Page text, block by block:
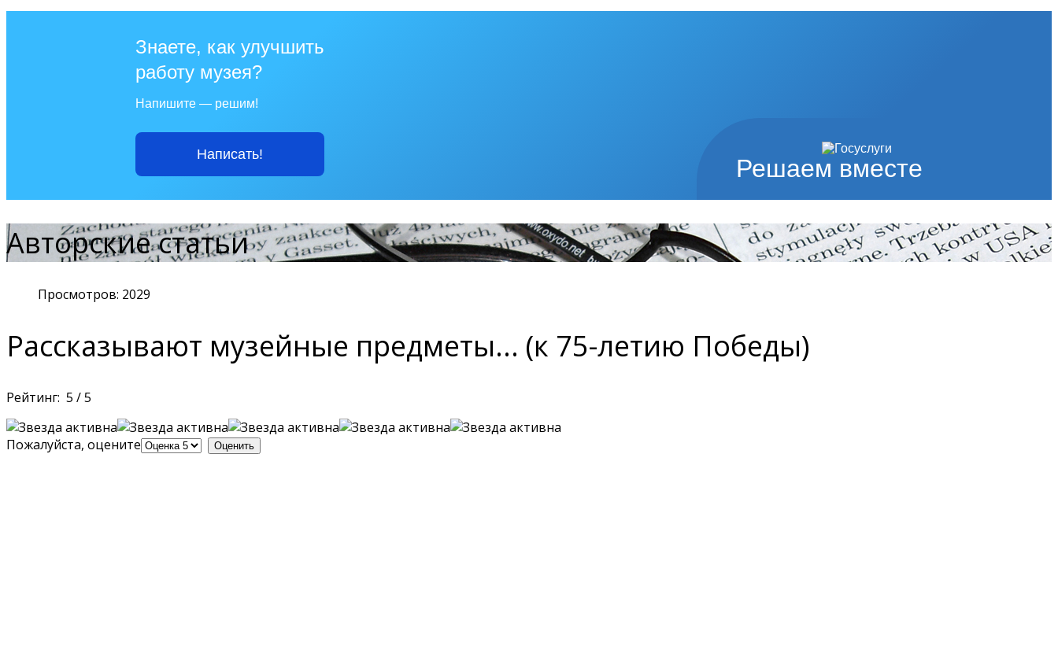
Решаем вместе
Знаете, как улучшить
работу музея?
Напишите — решим!
Написать!
Авторские статьи
Просмотров: 2029
Рассказывают музейные предметы... (к 75-летию Победы)
Рейтинг: 5 /5
Пожалуйста, оцените